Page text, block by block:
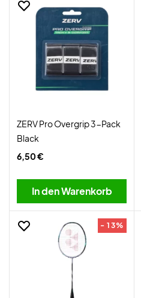
ZERV Pro Overgrip 3-Pack
Black
6,50 €
In den Warenkorb
- 13%